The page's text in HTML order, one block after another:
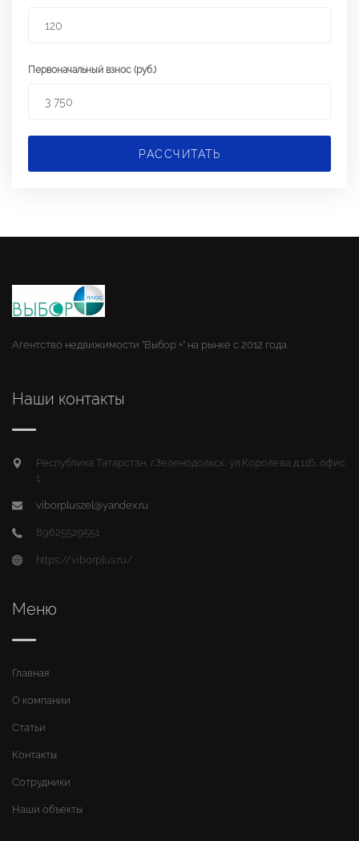
Первоначальный взнос (руб.)
РАССЧИТАТЬ
Агентство недвижимости "Выбор +" на рынке с 2012 года.
Наши контакты
Республика Татарстан, г.Зеленодольск, ул.Королева д.11Б, офис
1
viborpluszel@yandex.ru
89625529551
https://viborplus.ru/
Меню
Главная
О компании
Статьи
Контакты
Сотрудники
Наши объекты